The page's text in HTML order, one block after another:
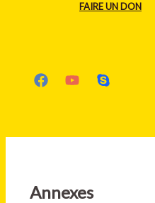
FAIRE UN DON
Annexes